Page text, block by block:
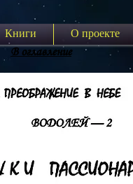
Книги О проекте
В оглавление